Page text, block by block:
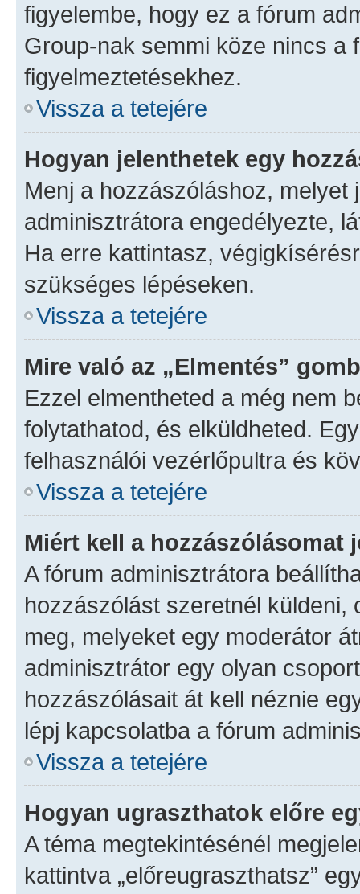
figyelembe, hogy ez a fórum
Group-nak semmi köze nincs a
figyelmeztetésekhez.
Vissza a tetejére
Hogyan jelenthetek egy
Menj a hozzászóláshoz,
adminisztrátora engedélyezte,
Ha erre kattintasz,
szükséges lépéseken.
Vissza a tetejére
Mire való az „Elmentés”
Ezzel elmentheted a még nem
folytathatod, és elküldheted.
felhasználói vezérlőpultra és
Vissza a tetejére
Miért kell a hozzászólásomat
A fórum adminisztrátora
hozzászólást szeretnél
meg, melyeket egy moderátor
adminisztrátor egy olyan
hozzászólásait át kell néznie
lépj kapcsolatba a fórum
Vissza a tetejére
Hogyan ugraszthatok előre
A téma megtekintésénél
kattintva „előreugraszthatsz”